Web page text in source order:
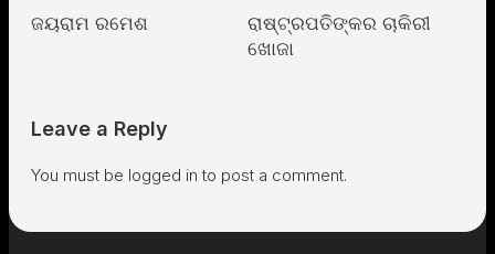
ଜୟରାମ ରମେଶ
ରାଷ୍ଟ୍ରପତିଙ୍କର ଚାକିରୀ
ଖୋଜା
Leave a Reply
You must be logged in to post a comment.